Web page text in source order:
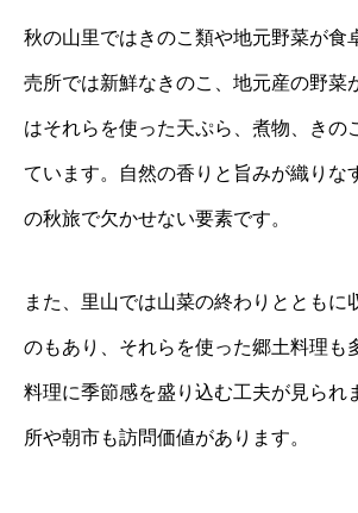
秋の山里ではきのこ類や地元野菜が食
売所では新鮮なきのこ、地元産の野菜
はそれらを使った天ぷら、煮物、きの
ています。自然の香りと旨みが織りな
の秋旅で欠かせない要素です。
また、里山では山菜の終わりとともに
のもあり、それらを使った郷土料理も
料理に季節感を盛り込む工夫が見られ
所や朝市も訪問価値があります。